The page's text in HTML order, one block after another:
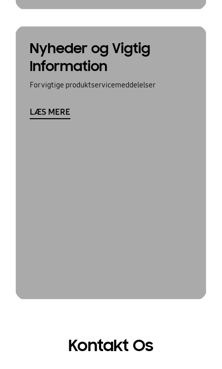
Nyheder og Vigtig
Information
For vigtige produktservicemeddelelser
LÆS MERE
Kontakt Os